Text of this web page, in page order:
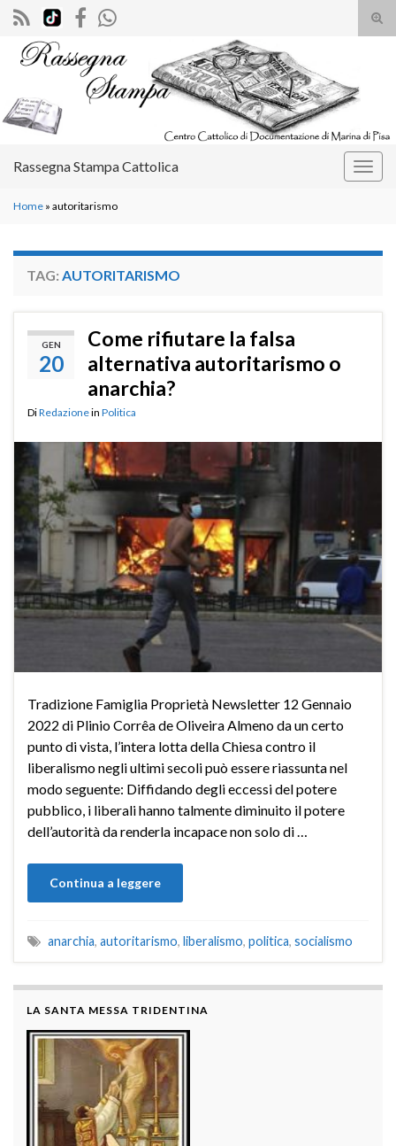
il
Search for:
Rassegna Stampa Cattolica
Home » autoritarismo
TAG: AUTORITARISMO
GEN
20
Come rifiutare la falsa
alternativa autoritarismo o
anarchia?
DiRedazionein Politica
Tradizione Famiglia Proprietà Newsletter 12 Gennaio
2022 di Plinio Corrêa de Oliveira Almeno da un certo
punto di vista, l’intera lotta della Chiesa contro il
liberalismo negli ultimi secoli può essere riassunta nel
modo seguente: Diffidando degli eccessi del potere
pubblico, i liberali hanno talmente diminuito il potere
dell’autorità da renderla incapace non solo di …
Continua a leggere
anarchia, autoritarismo, liberalismo, politica, socialismo
LA SANTA MESSA TRIDENTINA